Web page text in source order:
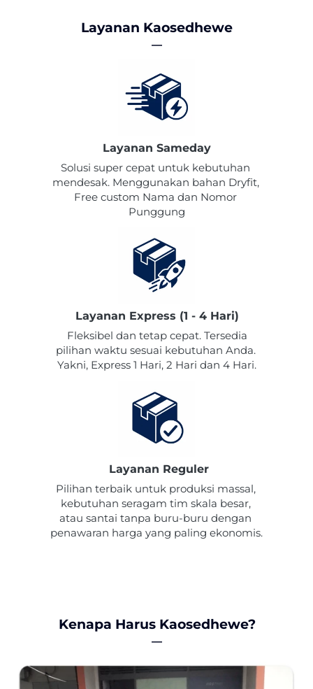
Layanan Kaosedhewe
―
Layanan Sameday
Solusi super cepat untuk kebutuhan
mendesak. Menggunakan bahan Dryfit,
Free custom Nama dan Nomor
Punggung
Layanan Express (1 - 4 Hari)
Fleksibel dan tetap cepat. Tersedia
pilihan waktu sesuai kebutuhan Anda.
Yakni, Express 1 Hari, 2 Hari dan 4 Hari.
Layanan Reguler
Pilihan terbaik untuk produksi massal,
kebutuhan seragam tim skala besar,
atau santai tanpa buru-buru dengan
penawaran harga yang paling ekonomis.
Kenapa Harus Kaosedhewe?
―